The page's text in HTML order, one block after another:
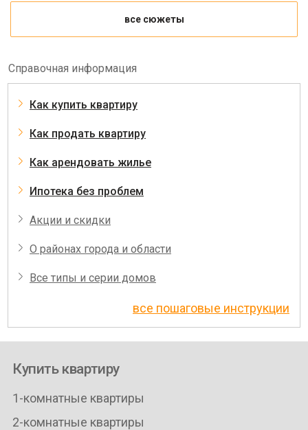
все сюжеты
Справочная информация
Как купить квартиру
Как продать квартиру
Как арендовать жилье
Ипотека без проблем
Акции и скидки
О районах города и области
Все типы и серии домов
все пошаговые инструкции
Купить квартиру
1-комнатные квартиры
2-комнатные квартиры